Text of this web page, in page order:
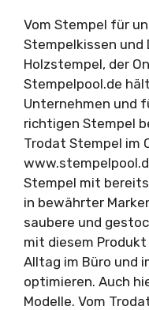
Vom Stempel für
Stempelkissen und
Holzstempel, der
Stempelpool.de
Unternehmen und
richtigen Stempel
Trodat Stempel im
Stempel mit
in bewährter
saubere und
mit diesem
Alltag im Büro und
optimieren. Auch
Modelle. Vom